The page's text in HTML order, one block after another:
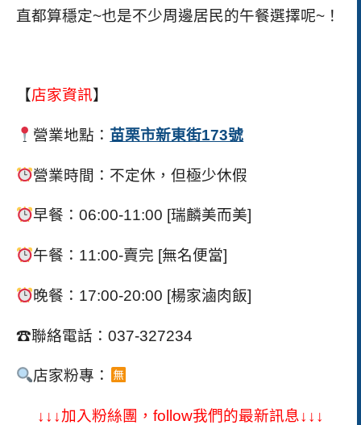
直都算穩定~也是不少周邊居民的午餐選擇呢~！
【店家資訊】
營業地點： 苗栗市新東街173號
營業時間：不定休，但極少休假
早餐：06:00-11:00 [瑞麟美而美]
午餐： 11:00-賣完 [無名便當]
晚餐： 17:00-20:00 [楊家滷肉飯]
☎聯絡電話： 037-327234
店家粉專：
↓↓↓加入粉絲團，follow我們的最新訊息↓↓↓